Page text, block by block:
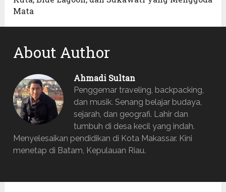
Mata
About Author
Ahmadi Sultan
Penggemar traveling, backpacking,
dan musik. Senang belajar budaya,
sejarah, dan geografi. Lahir dan
tumbuh di desa kecil yang indah.
Menyelesaikan pendidikan di Kota Makassar. Kini
menetap di Batam, Kepulauan Riau.